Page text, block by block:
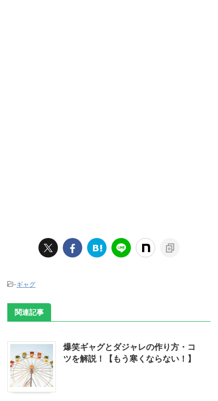
-ギャグ
関連記事
爆笑ギャグとダジャレの作り方・コ
ツを解説！【もう寒くならない！】